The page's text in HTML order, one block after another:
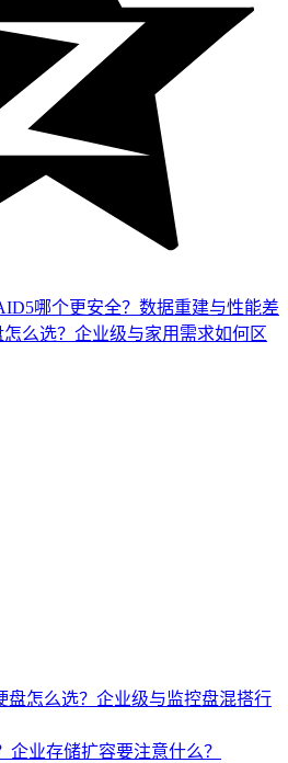
哪个更安全？数据重建与性能差
么选？企业级与家用需求如何区
盘怎么选？企业级与监控盘混搭行
企业存储扩容要注意什么？